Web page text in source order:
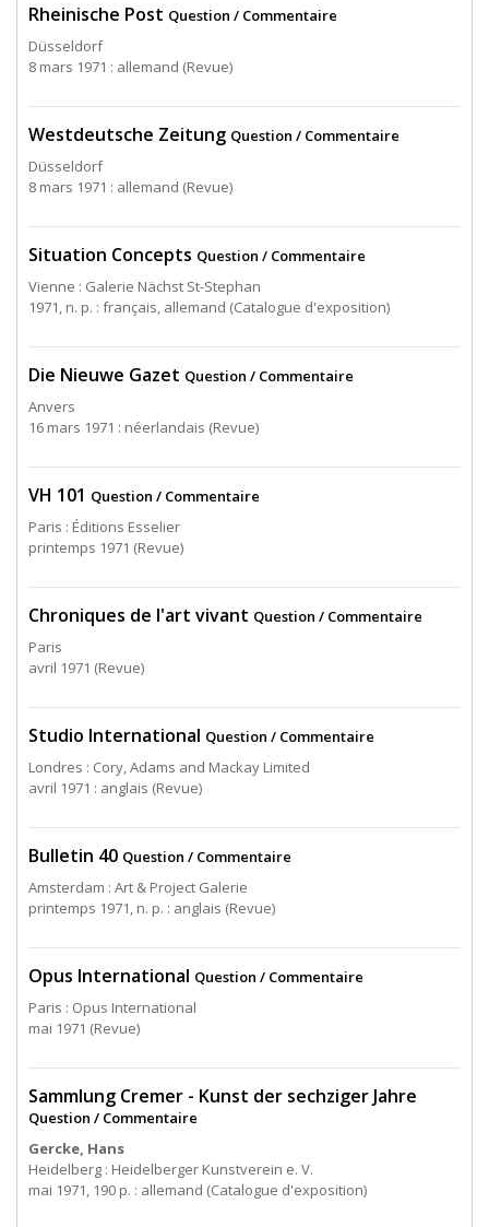
Rheinische Post Question / Commentaire
Düsseldorf
8 mars 1971 : allemand (Revue)
Westdeutsche Zeitung Question / Commentaire
Düsseldorf
8 mars 1971 : allemand (Revue)
Situation Concepts Question / Commentaire
Vienne : Galerie Nächst St-Stephan
1971, n. p. : français, allemand (Catalogue d'exposition)
Die Nieuwe Gazet Question / Commentaire
Anvers
16 mars 1971 : néerlandais (Revue)
VH 101 Question / Commentaire
Paris : Éditions Esselier
printemps 1971 (Revue)
Chroniques de l'art vivant Question / Commentaire
Paris
avril 1971 (Revue)
Studio International Question / Commentaire
Londres : Cory, Adams and Mackay Limited
avril 1971 : anglais (Revue)
Bulletin 40 Question / Commentaire
Amsterdam : Art & Project Galerie
printemps 1971, n. p. : anglais (Revue)
Opus International Question / Commentaire
Paris : Opus International
mai 1971 (Revue)
Sammlung Cremer - Kunst der sechziger Jahre
Question / Commentaire
Gercke, Hans
Heidelberg : Heidelberger Kunstverein e. V.
mai 1971, 190 p. : allemand (Catalogue d'exposition)